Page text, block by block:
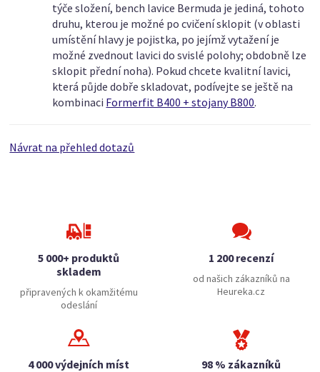
týče složení, bench lavice Bermuda je jediná, tohoto
druhu, kterou je možné po cvičení sklopit (v oblasti
umístění hlavy je pojistka, po jejímž vytažení je
možné zvednout lavici do svislé polohy; obdobně lze
sklopit přední noha). Pokud chcete kvalitní lavici,
která půjde dobře skladovat, podívejte se ještě na
kombinaci Formerfit B400 + stojany B800.
Návrat na přehled dotazů
5 000+ produktů
skladem
připravených k okamžitému
odeslání
1 200 recenzí
od našich zákazníků na
Heureka.cz
4 000 výdejních míst 98 % zákazníků